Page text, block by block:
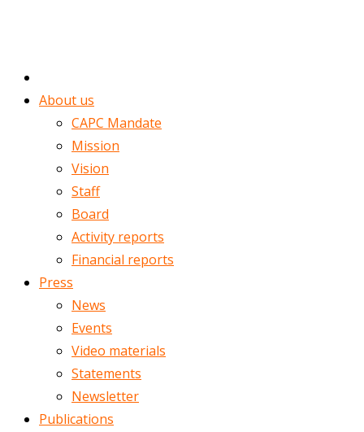
About us
CAPC Mandate
Mission
Vision
Staff
Board
Activity reports
Financial reports
Press
News
Events
Video materials
Statements
Newsletter
Publications